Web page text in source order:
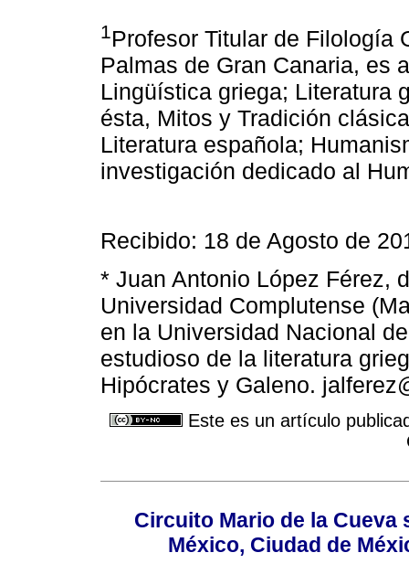
1Profesor Titular de Filología
Palmas de Gran Canaria, es
Lingüística griega; Literatura
ésta, Mitos y Tradición
Literatura española;
investigación dedicado al
Recibido: 18 de Agosto de
* Juan Antonio López Férez,
Universidad Complutense
en la Universidad Nacional
estudioso de la literatura
Hipócrates y Galeno.
Este es un artículo
Circuito Mario de la Cueva
México, Ciudad de